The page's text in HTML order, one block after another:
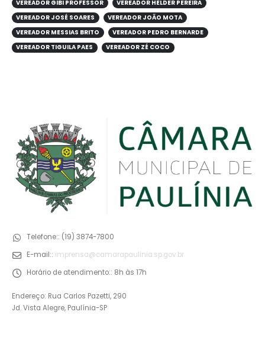
VEREADOR GIBI PROFESSOR
VEREADOR HELDER PEREIRA
VEREADOR JOSÉ SOARES
VEREADOR JOÃO MOTA
VEREADOR MESSIAS BRITO
VEREADOR PEDRO BERNARDE
VEREADOR TIGUILA PAES
VEREADOR ZÉ COCO
Telefone:: (19) 3874-7800
E-mail:: imprensa@camarapaulinia.sp.gov.br
Horário de atendimento:: 8h às 17h
Endereço: Rua Carlos Pazetti, 290
Jd. Vista Alegre, Paulínia-SP